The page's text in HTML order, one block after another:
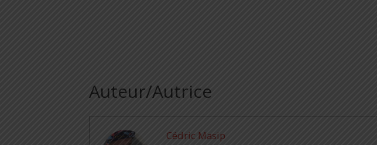
Auteur/Autrice
Cédric Masip